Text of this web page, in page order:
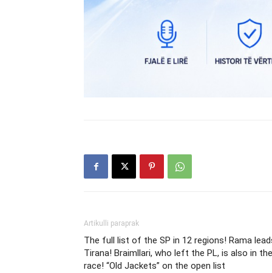
Artikulli paraprak
The full list of the SP in 12 regions! Rama
Tirana! Braimllari, who left the PL, is also in the
race! “Old Jackets” on the open list